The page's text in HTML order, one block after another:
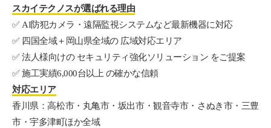
スカイテクノスが選ばれる理由
✅ AI防犯カメラ・遠隔監視システムなど最新機器に対応
✅ 四国全域＋岡山県全域の 広域対応エリア
✅ 法人様向けの セキュリティ強化ソリューション をご提案
✅ 施工実績6,000台以上 の確かな信頼
対応エリア
香川県：高松市・丸亀市・坂出市・観音寺市・さぬき市・三豊
市・宇多津町ほか全域